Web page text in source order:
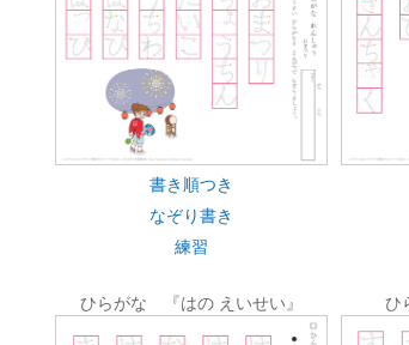
書き順つき
なぞり書き
練習
ひらがな 『はの えいせい』 ひ